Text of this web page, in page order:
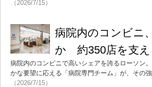
（2026/7/15）
病院内のコンビニ
か 約350店を支え
病院内のコンビニで高いシェアを誇るローソン
かな要望に応える「病院専門チーム」が、その
（2026/7/15）